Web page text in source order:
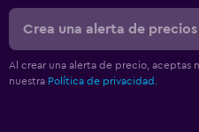
Crea una alerta de precios
Al crear una alerta de precio, aceptas
nuestra Política de privacidad.